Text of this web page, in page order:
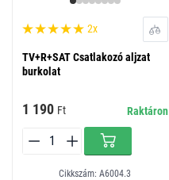
2x
TV+R+SAT Csatlakozó aljzat
burkolat
1 190 Ft Raktáron
Cikkszám: A6004.3